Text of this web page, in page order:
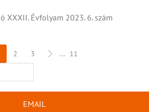
XXXII. Évfolyam 2023. 6. szám
2 3 ... 11
EMAIL